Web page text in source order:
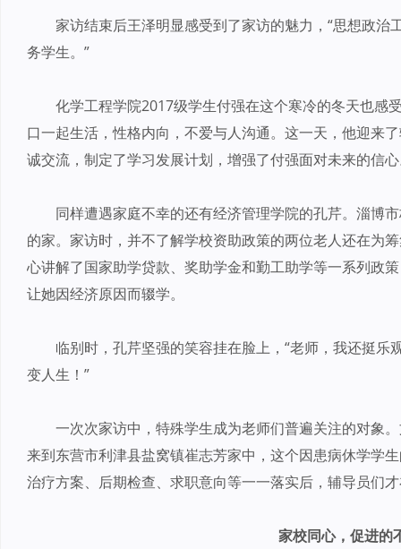
家访结束后王泽明显感受到了家访的魅力，“思想政
务学生。”
化学工程学院2017级学生付强在这个寒冷的冬天也感
口一起生活，性格内向，不爱与人沟通。这一天，他迎来
诚交流，制定了学习发展计划，增强了付强面对未来的信
同样遭遇家庭不幸的还有经济管理学院的孔芹。淄博
的家。家访时，并不了解学校资助政策的两位老人还在为
心讲解了国家助学贷款、奖助学金和勤工助学等一系列政
让她因经济原因而辍学。
临别时，孔芹坚强的笑容挂在脸上，“老师，我还挺
变人生！”
一次次家访中，特殊学生成为老师们普遍关注的对象
来到东营市利津县盐窝镇崔志芳家中，这个因患病休学学
治疗方案、后期检查、求职意向等一一落实后，辅导员们
家校同心，促进的